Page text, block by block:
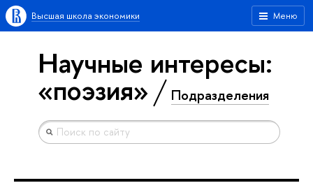
Меню
Высшая школа экономики
Научные интересы:
«поэзия» Подразделения